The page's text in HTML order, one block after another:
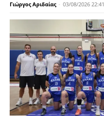
Γιώργος Αριδαίας - 03/08/2026 22:41